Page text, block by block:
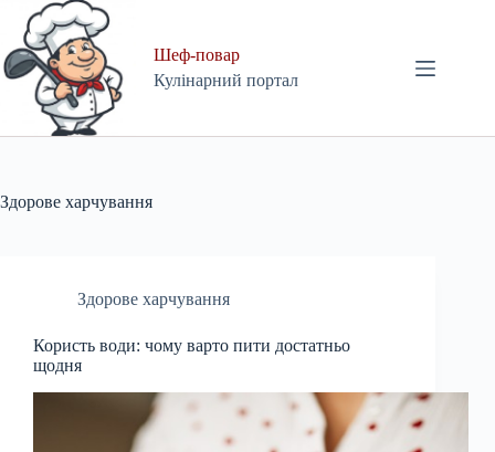
content
Шеф-повар
Кулінарний портал
Здорове харчування
Здорове харчування
Користь води: чому варто пити достатньо
щодня